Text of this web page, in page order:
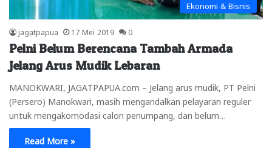
Ekonomi & Bisnis
jagatpapua 17 Mei 2019 0
Pelni Belum Berencana Tambah Armada
Jelang Arus Mudik Lebaran
MANOKWARI, JAGATPAPUA.com – Jelang arus mudik, PT Pelni
(Persero) Manokwari, masih mengandalkan pelayaran reguler
untuk mengakomodasi calon penumpang, dan belum…
Read More »